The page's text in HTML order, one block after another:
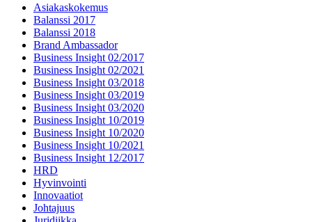
Asiakaskokemus
Balanssi 2017
Balanssi 2018
Brand Ambassador
Business Insight 02/2017
Business Insight 02/2021
Business Insight 03/2018
Business Insight 03/2019
Business Insight 03/2020
Business Insight 10/2019
Business Insight 10/2020
Business Insight 10/2021
Business Insight 12/2017
HRD
Hyvinvointi
Innovaatiot
Johtajuus